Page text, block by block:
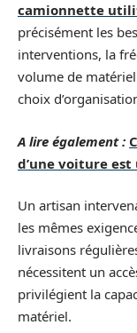
camionnette
précisément les
interventions, la
volume de
choix
A lire également :
d’une voiture est
Un artisan
les mêmes
livraisons
nécessitent un
privilégient la
matériel.